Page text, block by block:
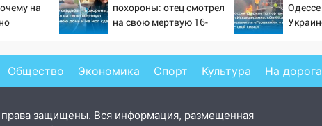
на
похороны: отец смотрел
на свою мертвую 16-
2026
Общество Экономика Спорт Культура На
права защищены. Вся информация, размещенная